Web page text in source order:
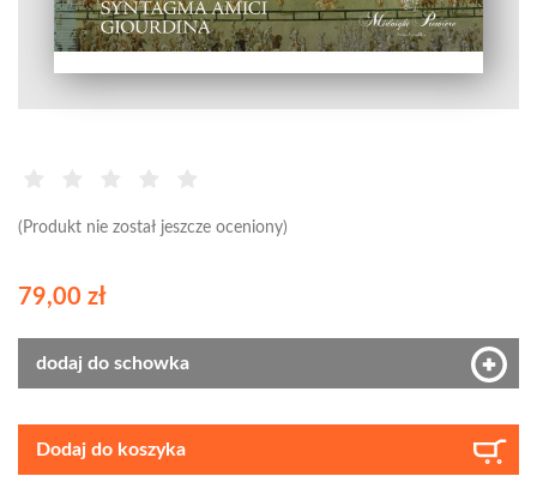
(Produkt nie został jeszcze oceniony)
79,00 zł
dodaj do schowka
Dodaj do koszyka